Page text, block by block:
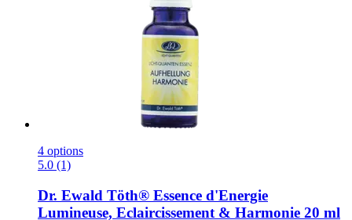
4 options
5.0 (1)
Dr. Ewald Töth® Essence d'Energie
Lumineuse, Eclaircissement & Harmonie 20 ml